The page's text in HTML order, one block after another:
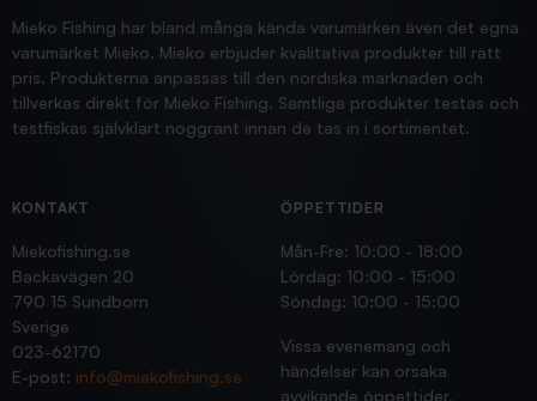
Mieko Fishing har bland många kända varumärken även det egna
varumärket Mieko. Mieko erbjuder kvalitativa produkter till rätt
pris. Produkterna anpassas till den nordiska marknaden och
tillverkas direkt för Mieko Fishing. Samtliga produkter testas och
testfiskas självklart noggrant innan de tas in i sortimentet.
KONTAKT
Miekofishing.se
Backavägen 20
790 15 Sundborn
Sverige
023-62170
E-post: info@miekofishing.se
ÖPPETTIDER
Mån-Fre: 10:00 - 18:00
Lördag: 10:00 - 15:00
Söndag: 10:00 - 15:00
Vissa evenemang och
händelser kan orsaka
avvikande öppettider.